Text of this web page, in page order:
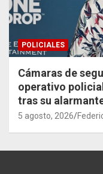
POLICIALES
Cámaras de
operativo
tras su
5 agosto, 2026